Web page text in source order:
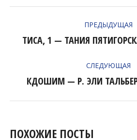
ПО
ПРЕДЫДУЩАЯ
ТИСА, 1 — ТАНИЯ
СЛЕДУЮЩАЯ
КДОШИМ — Р. ЭЛИ
ПОХОЖИЕ ПОСТЫ